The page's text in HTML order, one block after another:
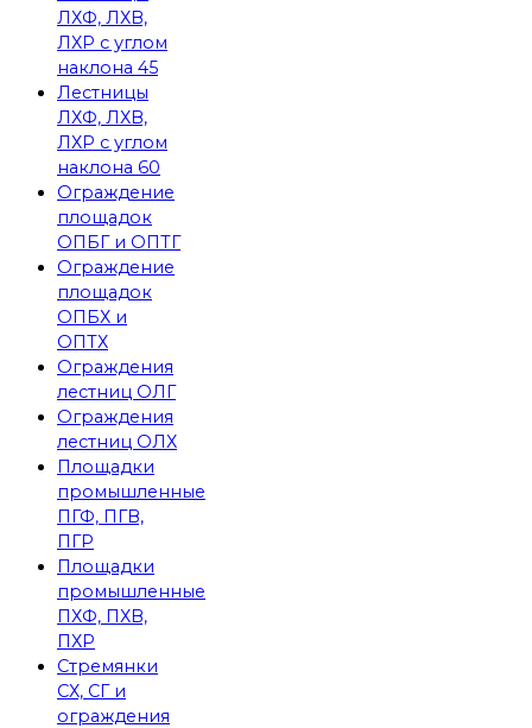
ЛХФ, ЛХВ,
ЛХР с углом
наклона 45
Лестницы
ЛХФ, ЛХВ,
ЛХР с углом
наклона 60
Ограждение
площадок
ОПБГ и ОПТГ
Ограждение
площадок
ОПБХ и
ОПТХ
Ограждения
лестниц ОЛГ
Ограждения
лестниц ОЛХ
Площадки
промышленные
ПГФ, ПГВ,
ПГР
Площадки
промышленные
ПХФ, ПХВ,
ПХР
Стремянки
СХ, СГ и
ограждения